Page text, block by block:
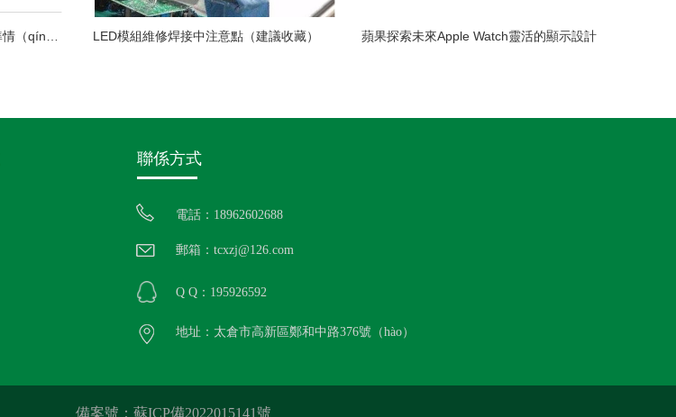
中國LED顯示應（yīng）用行業標準情（qíng）況一覽（lǎn） LED模組維修焊接中注意點（建議收藏） 蘋果探索未來Apple Watch靈活的顯示設計
聯係方式
電話：18962602688
郵箱：tcxzj@126.com
Q Q：195926592
地址：太倉市高新區鄭和中路376號（hào）
備案號：蘇ICP備2022015141號